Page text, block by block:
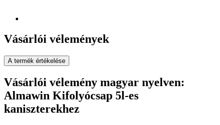
Vásárlói vélemények
A termék értékelése
Vásárlói vélemény magyar nyelven:
Almawin Kifolyócsap 5l-es
kaniszterekhez